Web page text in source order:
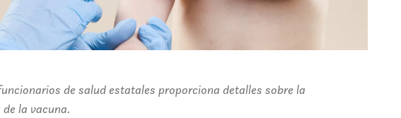
de salud estatales proporciona detalles sobre la
la vacuna.